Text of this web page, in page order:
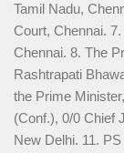
Tamil Nadu,
Court, Chennai.
Chennai. 8. The
Rashtrapati
the Prime
(Conf.), 0/0 Chief
New Delhi. 11.